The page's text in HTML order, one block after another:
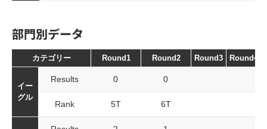
部門別データ
カテゴリー Round1 Round2 Round3 Round4
イー
グル
Results 0 0
Rank 5T 6T